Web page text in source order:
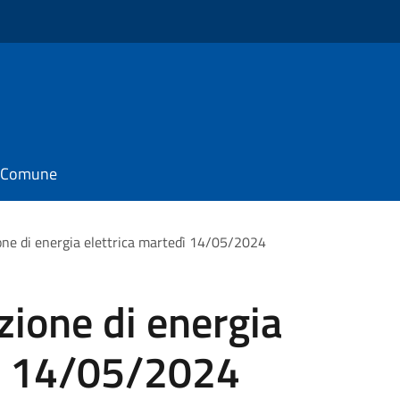
di energia elettrica martedì 14/05/2024
di energia
14/05/2024